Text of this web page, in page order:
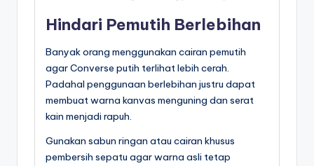
Hindari Pemutih Berlebihan
Banyak orang menggunakan cairan pemutih
agar Converse putih terlihat lebih cerah.
Padahal penggunaan berlebihan justru dapat
membuat warna kanvas menguning dan serat
kain menjadi rapuh.
Gunakan sabun ringan atau cairan khusus
pembersih sepatu agar warna asli tetap